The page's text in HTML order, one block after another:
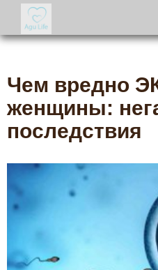
Чем вредно
женщины:
последствия